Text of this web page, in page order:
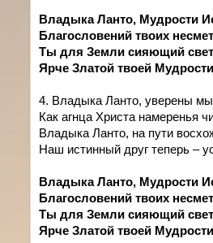
Владыка Ланто, Мудрости
Благословений твоих
Ты для Земли сияющий
Ярче Златой твоей
4. Владыка Ланто, уверены
Как агнца Христа намеренья
Владыка Ланто, на пути
Наш истинный друг теперь –
Владыка Ланто, Мудрости
Благословений твоих
Ты для Земли сияющий
Ярче Златой твоей